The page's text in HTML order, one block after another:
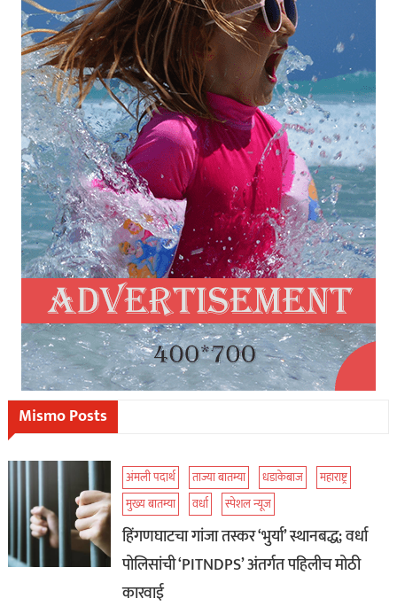
Mismo Posts
अंमली पदार्थ ताज्या बातम्या धडाकेबाज
महाराष्ट्र
मुख्य बातम्या
वर्धा स्पेशल न्यूज
हिंगणघाटचा गांजा तस्कर ‘भुर्या’ स्थानबद्ध; वर्धा
पोलिसांची ‘PITNDPS’ अंतर्गत पहिलीच मोठी
कारवाई